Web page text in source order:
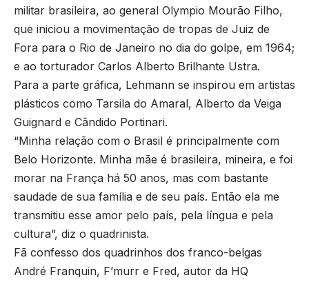
militar brasileira, ao general Olympio Mourão Filho,
que iniciou a movimentação de tropas de Juiz de
Fora para o Rio de Janeiro no dia do golpe, em 1964;
e ao torturador Carlos Alberto Brilhante Ustra.
Para a parte gráfica, Lehmann se inspirou em artistas
plásticos como Tarsila do Amaral, Alberto da Veiga
Guignard e Cândido Portinari.
“Minha relação com o Brasil é principalmente com
Belo Horizonte. Minha mãe é brasileira, mineira, e foi
morar na França há 50 anos, mas com bastante
saudade de sua família e de seu país. Então ela me
transmitiu esse amor pelo país, pela língua e pela
cultura”, diz o quadrinista.
Fã confesso dos quadrinhos dos franco-belgas
André Franquin, F’murr e Fred, autor da HQ